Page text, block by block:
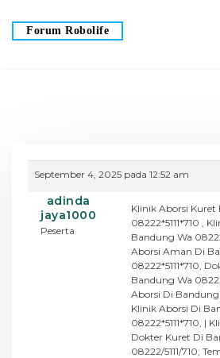
Forum Robolife
September 4, 2025 pada 12:52 am
adinda
jaya1000
Peserta
Klinik Aborsi Kuret
08222*5111*710 ,
Bandung Wa
Aborsi Aman Di
08222*5111*710,
Bandung Wa
Aborsi Di
Klinik Aborsi Di
08222*5111*710, |
Dokter Kuret Di
08222/5111/710,